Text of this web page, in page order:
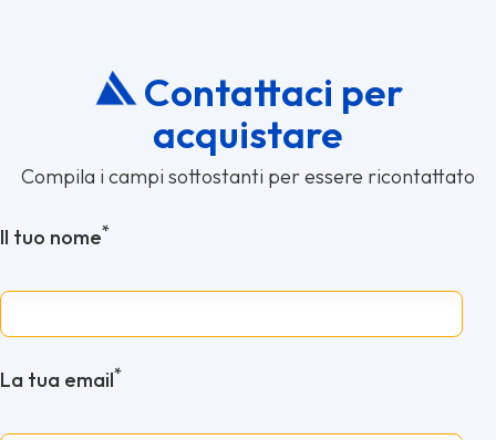
Contattaci per
acquistare
Compila i campi sottostanti per essere ricontattato
Il tuo nome*
La tua email*